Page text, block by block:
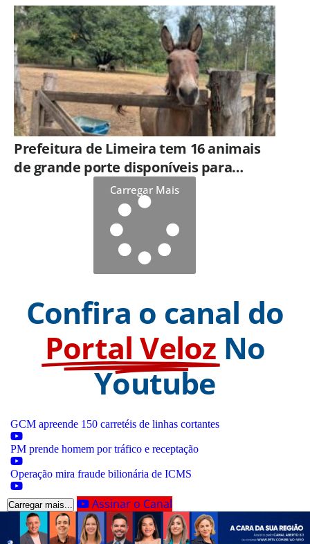
Prefeitura de Limeira tem 16 animais
de grande porte disponíveis para
adoção no HortoCarregar Mais
Confira o canal do
Portal Veloz No
Youtube
GCM apreende 150 carretéis de linhas cortantes
PM prende homem por tráfico e receptação
Operação mira fraude bilionária de ICMS
Carregar mais... Assinar o Canal